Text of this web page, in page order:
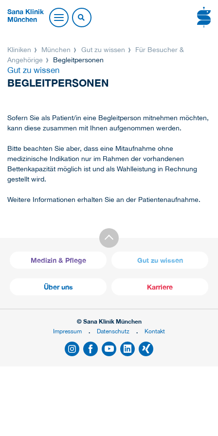
Sana Klinik
München
Kliniken München Gut zu wissen
Für Besucher &
Angehörige
Begleitpersonen
Gut zu wissen
BEGLEITPERSONEN
Sofern Sie als Patient/in eine Begleitperson mitnehmen möchten,
kann diese zusammen mit Ihnen aufgenommen werden.
Bitte beachten Sie aber, dass eine Mitaufnahme ohne
medizinische Indikation nur im Rahmen der vorhandenen
Bettenkapazität möglich ist und als Wahlleistung in Rechnung
gestellt wird.
Weitere Informationen erhalten Sie an der Patientenaufnahme.
Medizin & Pflege Gut zu wissen
Über uns Karriere
© Sana Klinik München
Impressum
Datenschutz Kontakt